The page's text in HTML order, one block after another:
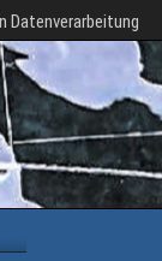
Datenverarbeitung